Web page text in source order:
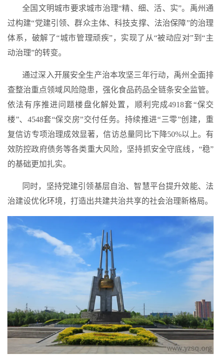
全国文明城市要求城市治理“精、细、活、实”。禹州通
过构建“党建引领、群众主体、科技支撑、法治保障”的治理
体系，破解了“城市管理顽疾”，实现了从“被动应对”到“主
动治理”的转变。
通过深入开展安全生产治本攻坚三年行动，禹州全面排
查整治重点领域风险隐患，强化食品药品全链条安全监管。
依法有序推进问题楼盘化解处置，顺利完成4918套“保交
楼”、4548套“保交房”交付任务。持续推进“三零”创建，重
复信访专项治理成效显著，信访总量同比下降50%以上。有
效防控政府债务等各类重大风险， 坚持抓安全守底线，“稳”
的基础更加扎实。
同时，坚持党建引领基层自治、智慧平台提升效能、法
治建设优化环境，打造出共建共治共享的社会治理新格局。